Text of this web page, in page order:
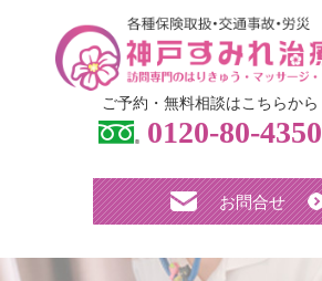
ご予約・無料相談はこちらから
0120-80-4350
お問合せ
個人の方へ
ご本人様・ご家族様
法人の方へ